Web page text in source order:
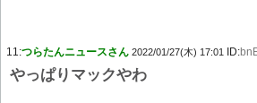
11:つらたんニュースさん 2022/01/27(木) 17:01 ID:
やっぱりマックやわ